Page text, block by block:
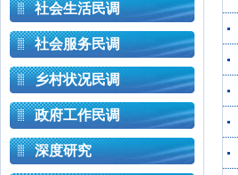
社会生活民调
社会服务民调
乡村状况民调
政府工作民调
深度研究